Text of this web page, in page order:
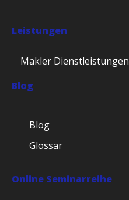
Leistungen
Makler Dienstleistungen
Blog
Blog
Glossar
Online Seminarreihe